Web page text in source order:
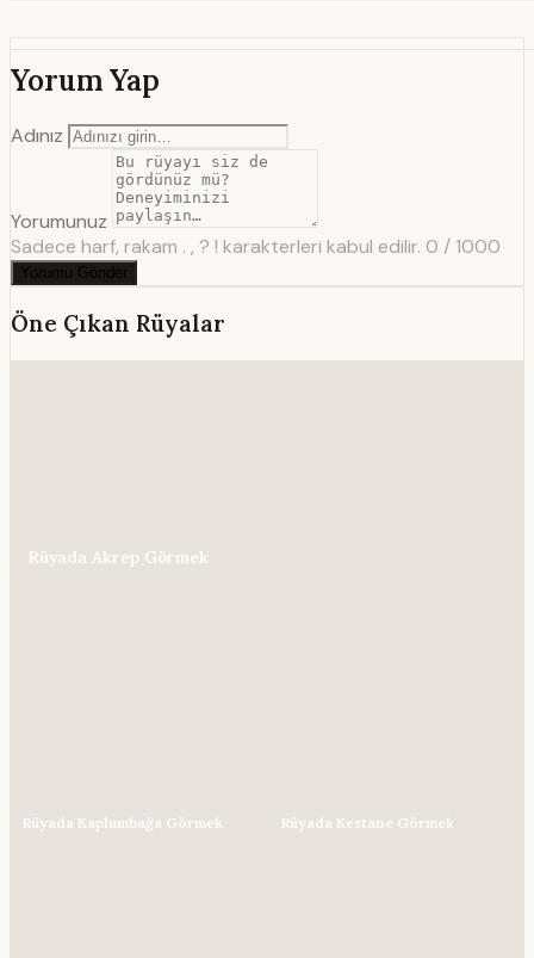
Yorum Yap
Adınız
Yorumunuz
Sadece harf, rakam . , ? ! karakterleri kabul edilir. 0 / 1000
Yorumu Gönder
Öne Çıkan Rüyalar
Rüyada Akrep Görmek
Rüyada Kaplumbağa Görmek Rüyada Kestane Görmek